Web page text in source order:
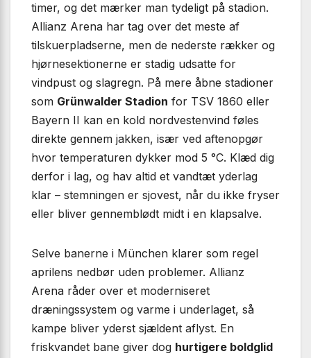
timer, og det mærker man tydeligt på stadion.
Allianz Arena har tag over det meste af
tilskuerpladserne, men de nederste rækker og
hjørnesektionerne er stadig udsatte for
vindpust og slagregn. På mere åbne stadioner
som Grünwalder Stadion for TSV 1860 eller
Bayern II kan en kold nordvestenvind føles
direkte gennem jakken, især ved aftenopgør
hvor temperaturen dykker mod 5 °C. Klæd dig
derfor i lag, og hav altid et vandtæt yderlag
klar – stemningen er sjovest, når du ikke fryser
eller bliver gennemblødt midt i en klapsalve.
Selve banerne i München klarer som regel
aprilens nedbør uden problemer. Allianz
Arena råder over et moderniseret
dræningssystem og varme i underlaget, så
kampe bliver yderst sjældent aflyst. En
friskvandet bane giver dog hurtigere boldglid